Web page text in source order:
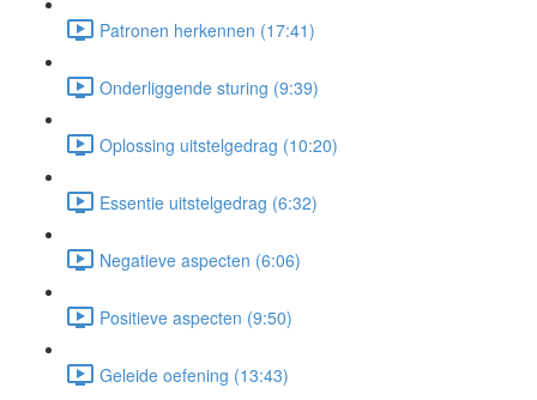
Patronen herkennen (17:41)
Onderliggende sturing (9:39)
Oplossing uitstelgedrag (10:20)
Essentie uitstelgedrag (6:32)
Negatieve aspecten (6:06)
Positieve aspecten (9:50)
Geleide oefening (13:43)